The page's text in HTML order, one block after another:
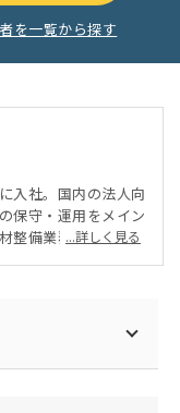
を一覧から探す
入社。国内の法人向
保守・運用をメイン
整備業務を実施。そ
は地元に戻りフリー
プログラミング教室
...詳しく見る